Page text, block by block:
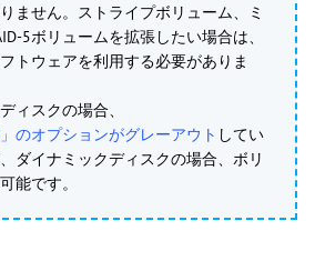
ません。ストライプボリューム、ミ
5ボリュームを拡張したい場合は、
トウェアを利用する必要がありま
ィスクの場合、
のオプションがグレーアウト してい
ダイナミックディスクの場合、ボリ
能です。